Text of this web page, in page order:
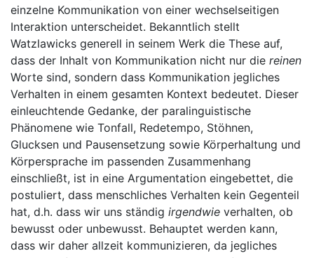
einzelne Kommunikation von einer wechselseitigen
Interaktion unterscheidet. Bekanntlich stellt
Watzlawicks generell in seinem Werk die These auf,
dass der Inhalt von Kommunikation nicht nur die reinen
Worte sind, sondern dass Kommunikation jegliches
Verhalten in einem gesamten Kontext bedeutet. Dieser
einleuchtende Gedanke, der paralinguistische
Phänomene wie Tonfall, Redetempo, Stöhnen,
Glucksen und Pausensetzung sowie Körperhaltung und
Körpersprache im passenden Zusammenhang
einschließt, ist in eine Argumentation eingebettet, die
postuliert, dass menschliches Verhalten kein Gegenteil
hat, d.h. dass wir uns ständig irgendwie verhalten, ob
bewusst oder unbewusst. Behauptet werden kann,
dass wir daher allzeit kommunizieren, da jegliches